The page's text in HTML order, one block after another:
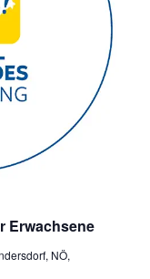
Erwachsene
NÖ,